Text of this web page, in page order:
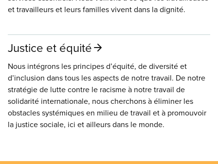
et travailleurs et leurs familles vivent dans la dignité.
Justice et équité
Nous intégrons les principes d’équité, de diversité et
d’inclusion dans tous les aspects de notre travail. De notre
stratégie de lutte contre le racisme à notre travail de
solidarité internationale, nous cherchons à éliminer les
obstacles systémiques en milieu de travail et à promouvoir
la justice sociale, ici et ailleurs dans le monde.